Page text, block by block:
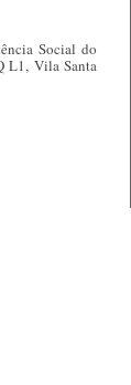
Social do
L1, Vila Santa